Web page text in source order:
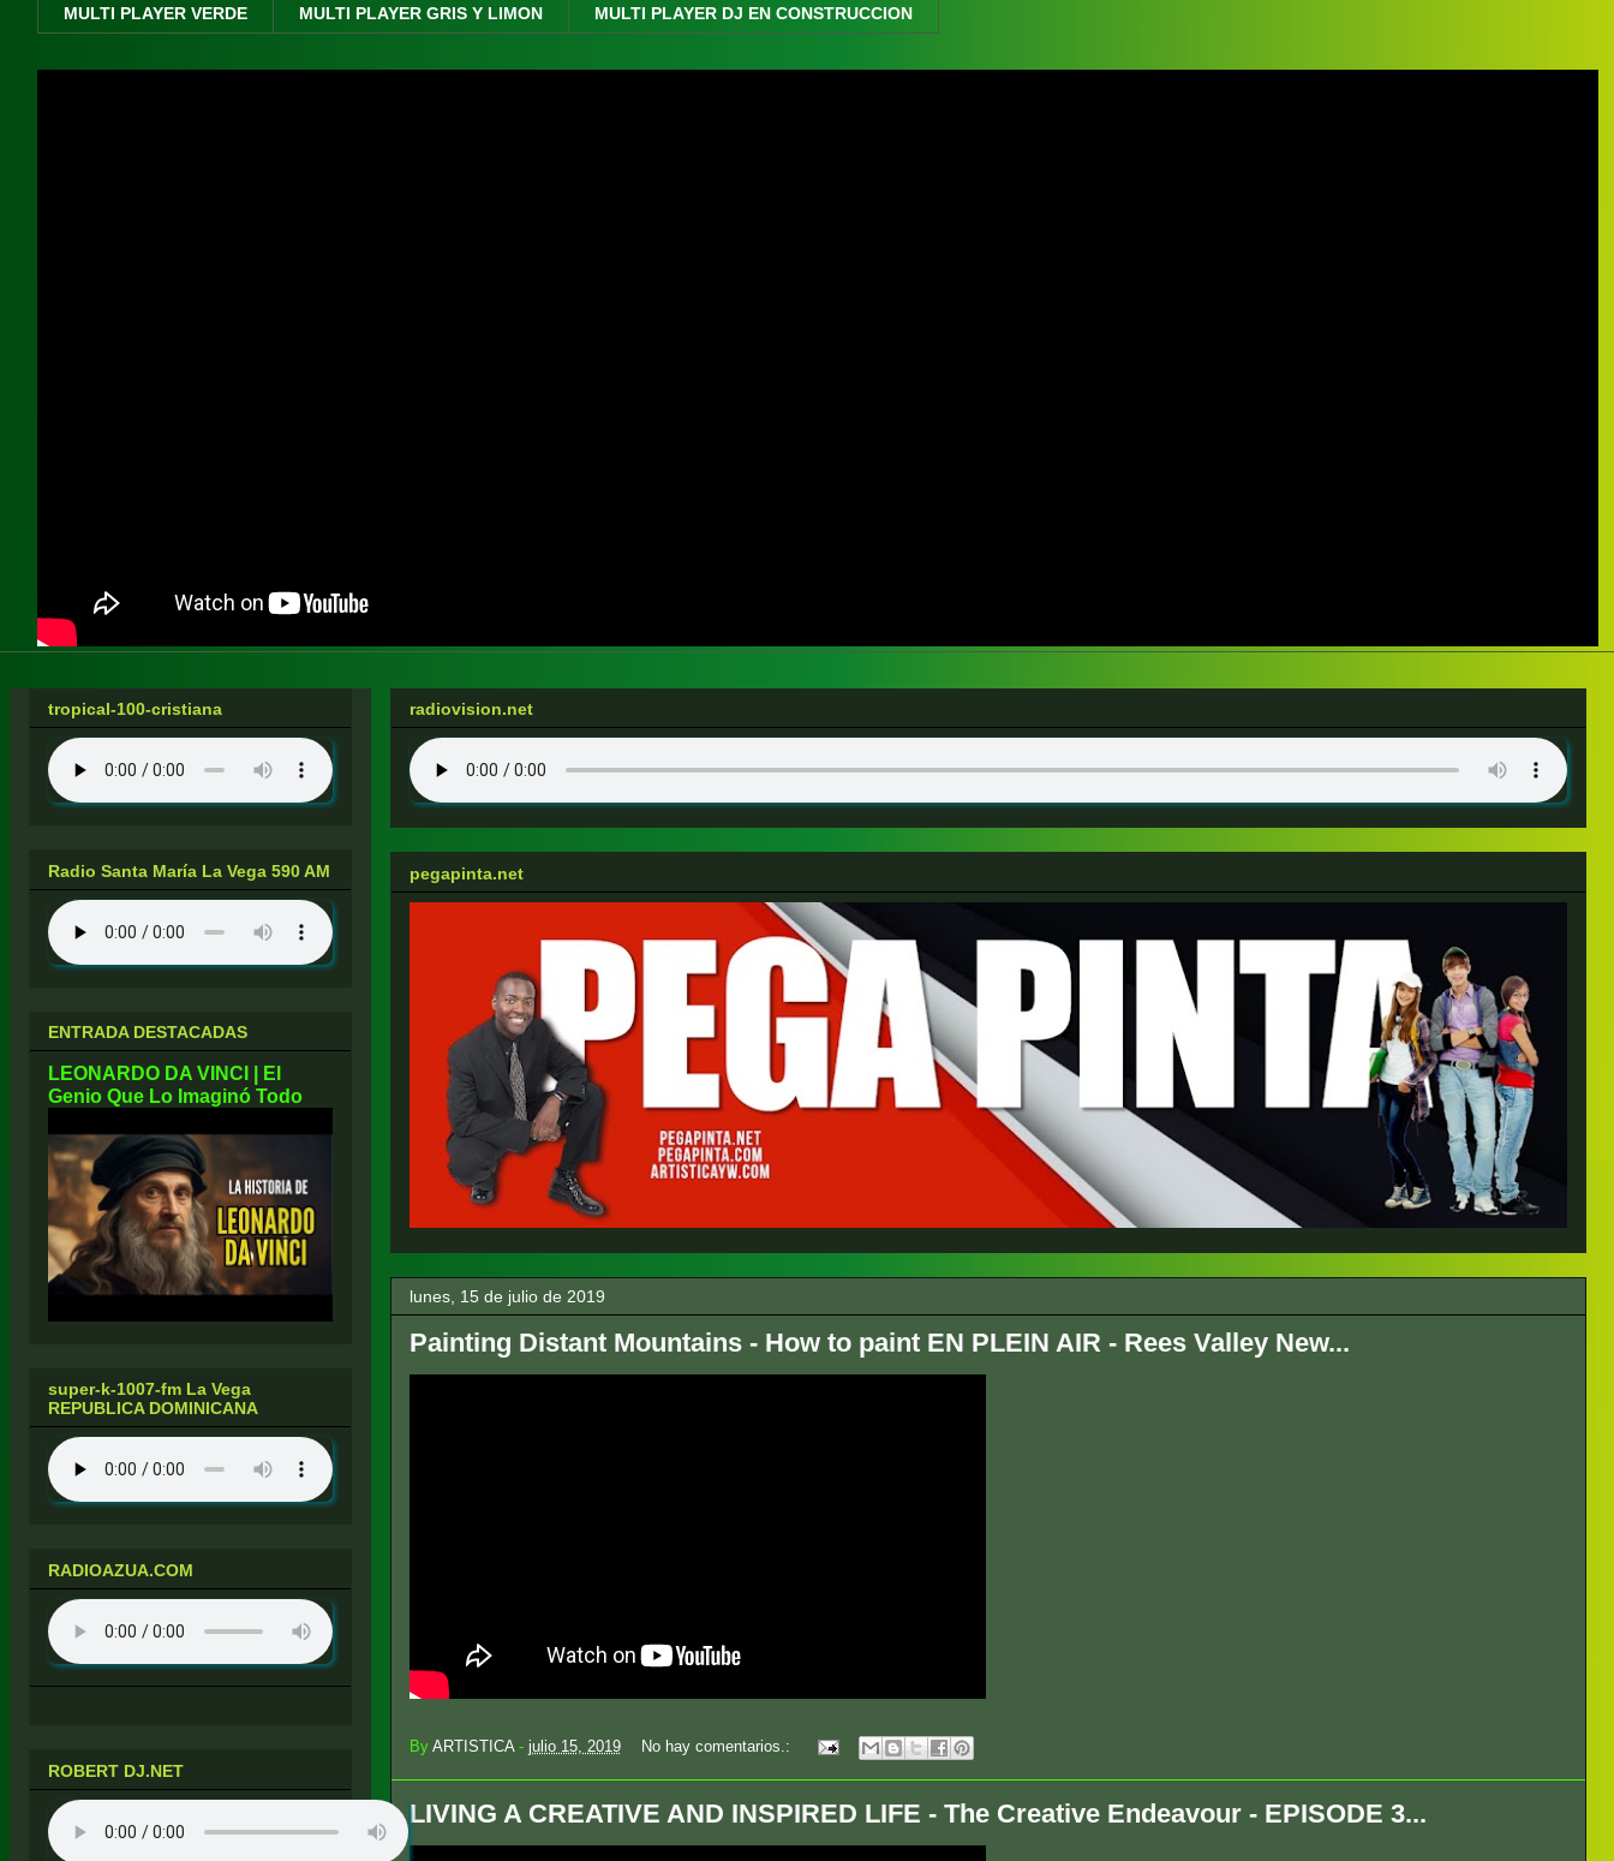
MULTI PLAYER VERDE MULTI PLAYER GRIS Y LIMON MULTI PLAYER DJ EN CONSTRUCCION
radiovision.net
pegapinta.net
lunes, 15 de julio de 2019
Painting Distant Mountains - How to paint EN PLEIN AIR - Rees Valley New...
By ARTISTICA - julio 15, 2019 No hay comentarios.:
LIVING A CREATIVE AND INSPIRED LIFE - The Creative Endeavour - EPISODE 3...
tropical-100-cristiana
Radio Santa María La Vega 590 AM
ENTRADA DESTACADAS
LEONARDO DA VINCI | El
Genio Que Lo Imaginó Todo
super-k-1007-fm La Vega
REPUBLICA DOMINICANA
RADIOAZUA.COM
ROBERT DJ.NET